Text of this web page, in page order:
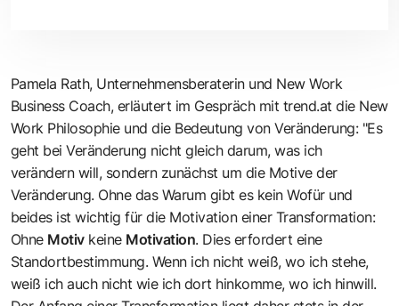
Pamela Rath, Unternehmensberaterin und New Work
Business Coach, erläutert im Gespräch mit trend.at die New
Work Philosophie und die Bedeutung von Veränderung: "Es
geht bei Veränderung nicht gleich darum, was ich
verändern will, sondern zunächst um die Motive der
Veränderung. Ohne das Warum gibt es kein Wofür und
beides ist wichtig für die Motivation einer Transformation:
Ohne Motiv keine Motivation. Dies erfordert eine
Standortbestimmung. Wenn ich nicht weiß, wo ich stehe,
weiß ich auch nicht wie ich dort hinkomme, wo ich hinwill.